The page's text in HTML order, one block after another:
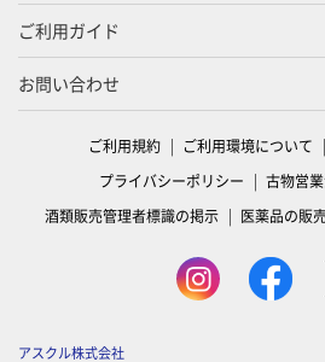
ご利用ガイド
お問い合わせ
ご利用規約 ご利用環境について
プライバシーポリシー
古物営
酒類販売管理者標識の掲示
医薬品の販
アスクル株式会社